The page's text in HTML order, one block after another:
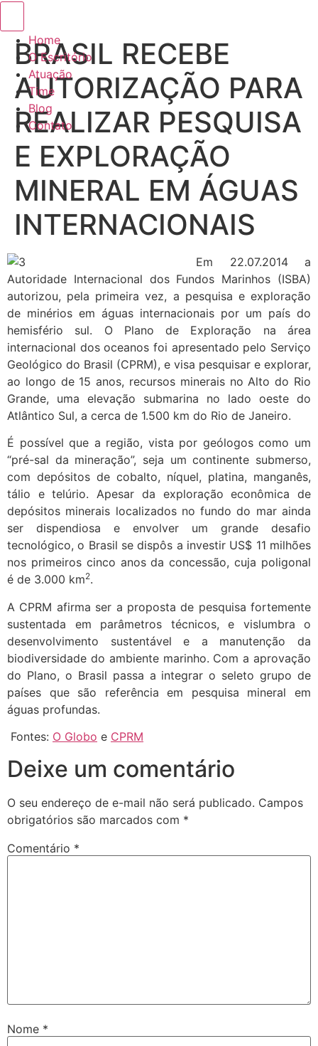
Home
O Escritório
Atuação
Time
Blog
Contato
BRASIL RECEBE
AUTORIZAÇÃO PARA
REALIZAR PESQUISA
E EXPLORAÇÃO
MINERAL EM ÁGUAS
INTERNACIONAIS
Em 22.07.2014 a
Autoridade Internacional dos Fundos Marinhos (ISBA)
autorizou, pela primeira vez, a pesquisa e exploração
de minérios em águas internacionais por um país do
hemisfério sul. O Plano de Exploração na área
internacional dos oceanos foi apresentado pelo Serviço
Geológico do Brasil (CPRM), e visa pesquisar e explorar,
ao longo de 15 anos, recursos minerais no Alto do Rio
Grande, uma elevação submarina no lado oeste do
Atlântico Sul, a cerca de 1.500 km do Rio de Janeiro.
É possível que a região, vista por geólogos como um
“pré-sal da mineração”, seja um continente submerso,
com depósitos de cobalto, níquel, platina, manganês,
tálio e telúrio. Apesar da exploração econômica de
depósitos minerais localizados no fundo do mar ainda
ser dispendiosa e envolver um grande desafio
tecnológico, o Brasil se dispôs a investir US$ 11 milhões
nos primeiros cinco anos da concessão, cuja poligonal
é de 3.000 km2.
A CPRM afirma ser a proposta de pesquisa fortemente
sustentada em parâmetros técnicos, e vislumbra o
desenvolvimento sustentável e a manutenção da
biodiversidade do ambiente marinho. Com a aprovação
do Plano, o Brasil passa a integrar o seleto grupo de
países que são referência em pesquisa mineral em
águas profundas.
Fontes: O Globo e CPRM
Deixe um comentário
O seu endereço de e-mail não será publicado. Campos
obrigatórios são marcados com *
Comentário *
Nome *